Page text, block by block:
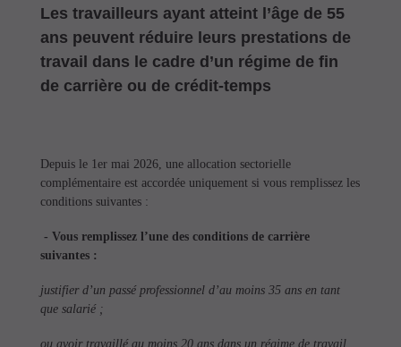
Formations
Les travailleurs ayant atteint l’âge de 55
ans peuvent réduire leurs prestations de
travail dans le cadre d’un régime de fin
de carrière ou de crédit-temps
Depuis le 1er mai 2026, une allocation sectorielle
complémentaire est accordée uniquement si vous remplissez les
conditions suivantes :
- Vous remplissez l’une des conditions de carrière
suivantes :
justifier d’un passé professionnel d’au moins 35 ans en tant
que salarié ;
ou avoir travaillé au moins 20 ans dans un régime de travail